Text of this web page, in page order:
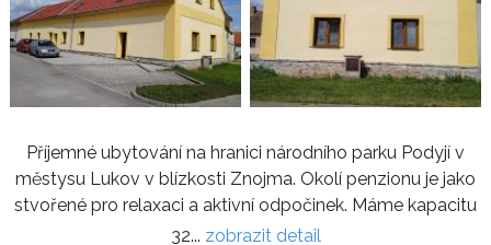
Příjemné ubytování na hranici národního parku Podyjí v
městysu Lukov v blízkosti Znojma. Okolí penzionu je jako
stvořené pro relaxaci a aktivní odpočinek. Máme kapacitu
32... zobrazit detail